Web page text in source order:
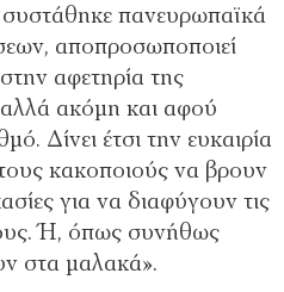
πανευρωπαϊκά
αποπροσωποποιεί
αφετηρία της
ακόμη και αφού
Δίνει έτσι την ευκαιρία
κακοποιούς να βρουν
για να διαφύγουν τις
Ή, όπως συνήθως
στα μαλακά».